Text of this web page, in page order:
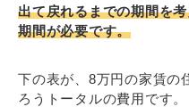
出て戻れるまでの期間を
期間が必要です。
下の表が、8万円の家賃の
ろうトータルの費用です。